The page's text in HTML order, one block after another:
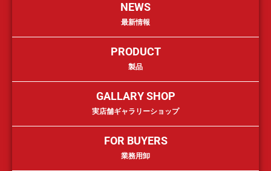
NEWS
最新情報
PRODUCT
製品
GALLARY SHOP
実店舗ギャラリーショップ
FOR BUYERS
業務用卸